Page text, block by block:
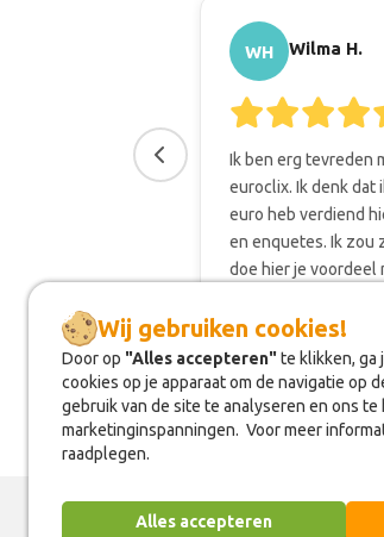
Wij gebruiken cookies!
Door op "Alles accepteren"te klikken, ga
cookies op je apparaat om de navigatie op
gebruik van de site te analyseren en ons te
marketinginspanningen. Voor meer
raadplegen.
Alles accepteren
Wij gebruiken cookies!
Door op "Alles accepteren"te klikken, ga
cookies op je apparaat om de navigatie op
gebruik van de site te analyseren en ons te
marketinginspanningen. Voor meer
raadplegen.
Alles accepteren
WH Wilma H.
Ik ben erg tevreden
euroclix. Ik denk dat
euro heb verdiend
en enquetes. Ik zou
doe hier je voordeel